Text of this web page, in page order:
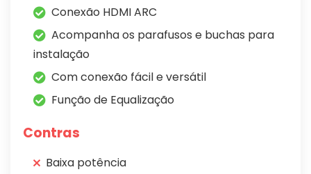
Conexão HDMI ARC
Acompanha os parafusos e buchas para
instalação
Com conexão fácil e versátil
Função de Equalização
Contras
Baixa potência